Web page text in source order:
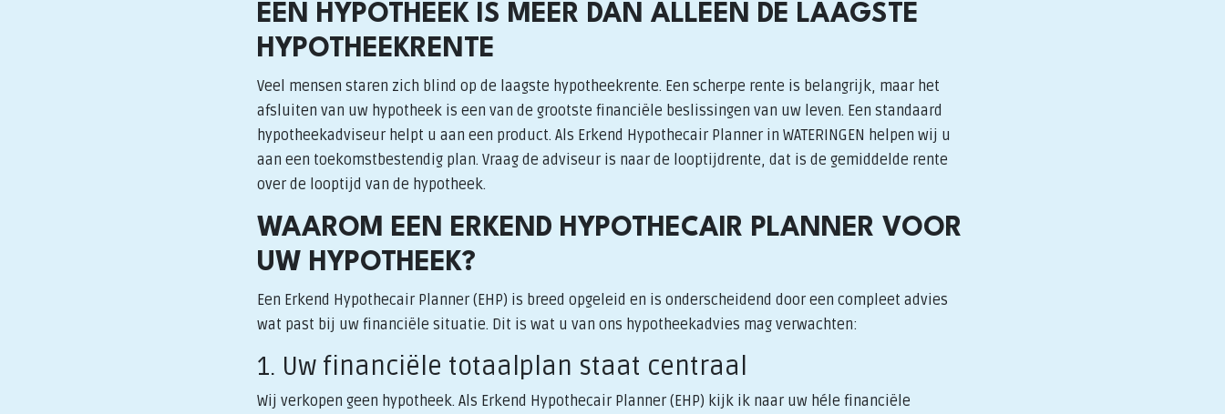
EEN HYPOTHEEK IS MEER DAN ALLEEN DE LAAGSTE
HYPOTHEEKRENTE
Veel mensen staren zich blind op de laagste hypotheekrente. Een scherpe rente is belangrijk, maar het
afsluiten van uw hypotheek is een van de grootste financiële beslissingen van uw leven. Een standaard
hypotheekadviseur helpt u aan een product. Als Erkend Hypothecair Planner in WATERINGEN helpen wij u
aan een toekomstbestendig plan. Vraag de adviseur is naar de looptijdrente, dat is de gemiddelde rente
over de looptijd van de hypotheek.
WAAROM EEN ERKEND HYPOTHECAIR PLANNER VOOR
UW HYPOTHEEK?
Een Erkend Hypothecair Planner (EHP) is breed opgeleid en is onderscheidend door een compleet advies
wat past bij uw financiële situatie. Dit is wat u van ons hypotheekadvies mag verwachten:
1. Uw financiële totaalplan staat centraal
Wij verkopen geen hypotheek. Als Erkend Hypothecair Planner (EHP) kijk ik naar uw héle financiële